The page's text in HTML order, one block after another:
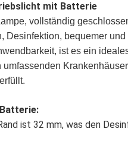
mit Batterie
vollständig
Desinfektion, bequemer
ist es ein
ist 32 mm, was den